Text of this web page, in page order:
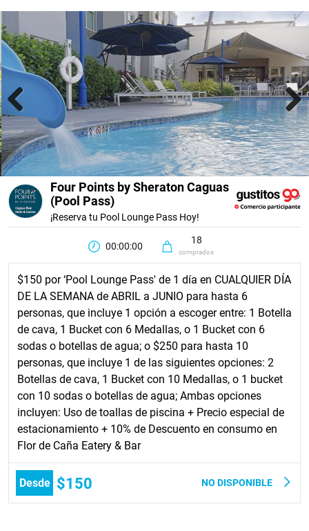
Previous Next
Four Points by Sheraton Caguas
(Pool Pass)
¡Reserva tu Pool Lounge Pass Hoy!
00:00:00
18
comprados
$150 por ‘Pool Lounge Pass' de 1 día en CUALQUIER DÍA
DE LA SEMANA de ABRIL a JUNIO para hasta 6
personas, que incluye 1 opción a escoger entre: 1 Botella
de cava, 1 Bucket con 6 Medallas, o 1 Bucket con 6
sodas o botellas de agua; o $250 para hasta 10
personas, que incluye 1 de las siguientes opciones: 2
Botellas de cava, 1 Bucket con 10 Medallas, o 1 bucket
con 10 sodas o botellas de agua; Ambas opciones
incluyen: Uso de toallas de piscina + Precio especial de
estacionamiento + 10% de Descuento en consumo en
Flor de Caña Eatery & Bar
Desde $150 NO DISPONIBLE